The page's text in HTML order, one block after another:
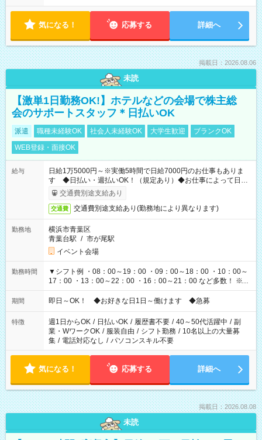
気になる！ 応募する 詳細へ
掲載日：2026.08.06
未読
【激単1日勤務OK!】ホテルなどの会場で株主総
会のサポートスタッフ＊日払いOK
派遣 職種未経験OK 社会人未経験OK 大学生歓迎
ブランクOK
WEB登録・面接OK
給与
日給1万5000円～※実働5時間で日給7000円のお仕事もありま
す ◆日払い・週払いOK！（規定あり）◆お仕事によって日給
も異なります
交通費別途支給あり
交通費 交通費別途支給あり(勤務地により異なります)
勤務地
横浜市青葉区
青葉台駅 / 市が尾駅
イベント会場
勤務時間
▼シフト例 ・08：00～19：00 ・09：00～18：00 ・10：00～
17：00 ・13：00～22：00 ・16：00～21：00 など多数！ ※お
仕事により勤務時間が異なります
期間 即日～OK！ ◆お好きな日1日～働けます ◆急募
特徴 週1日からOK / 日払いOK / 履歴書不要 / 40～50代活躍中 / 副
業・WワークOK / 服装自由 / シフト勤務 / 10名以上の大量募
集 / 電話対応なし / パソコンスキル不要
気になる！ 応募する 詳細へ
掲載日：2026.08.08
未読